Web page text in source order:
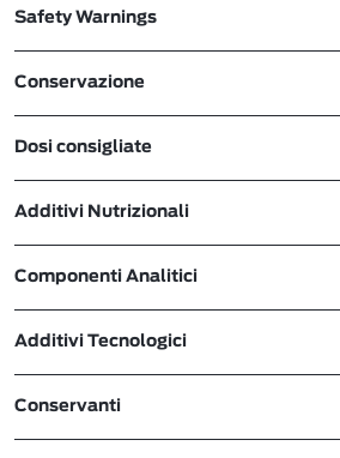
Safety Warnings
Conservazione
Dosi consigliate
Additivi Nutrizionali
Componenti Analitici
Additivi Tecnologici
Conservanti